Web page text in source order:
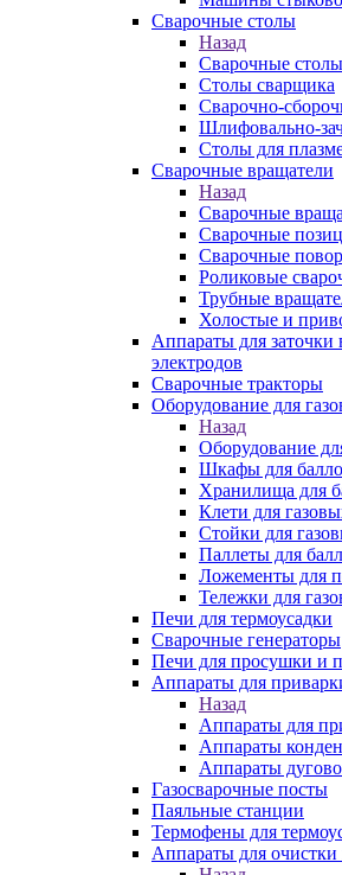
Сварочные столы
Назад
Сварочные столы
Столы сварщика
Сварочно-
Шлифовально-
Столы для
Сварочные вращатели
Назад
Сварочные
Сварочные
Сварочные
Роликовые
Трубные
Холостые и
Аппараты для
электродов
Сварочные тракторы
Оборудование для
Назад
Оборудование
Шкафы для
Хранилища для
Клети для
Стойки для
Паллеты для
Ложементы для
Тележки для
Печи для термоусадки
Сварочные генераторы
Печи для просушки и
Аппараты для
Назад
Аппараты для
Аппараты
Аппараты
Газосварочные посты
Паяльные станции
Термофены для
Аппараты для очистки